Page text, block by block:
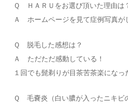
Ｑ ＨＡＲＵをお選び頂いた理由は
Ａ ホームページを見て症例写真が
Ｑ 脱毛した感想は？
Ａ ただただ感動している！
１回でも髭剃りが目茶苦茶楽になっ
Ｑ 毛嚢炎（白い膿が入ったニキビ